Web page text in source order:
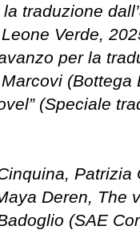
traduzione
Verde,
per la
(Bottega
(Speciale
Patrizia
Deren, The
(SAE